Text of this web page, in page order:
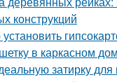
конструкций
в каркасном
затирку